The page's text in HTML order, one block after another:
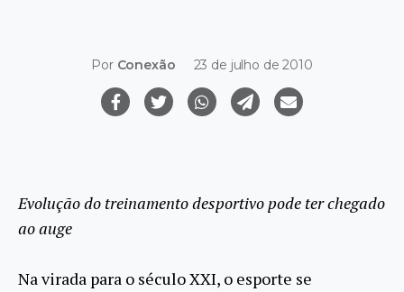
Por Conexão 23 de julho de 2010
Evolução do treinamento desportivo pode ter chegado
ao auge
Na virada para o século XXI, o esporte se